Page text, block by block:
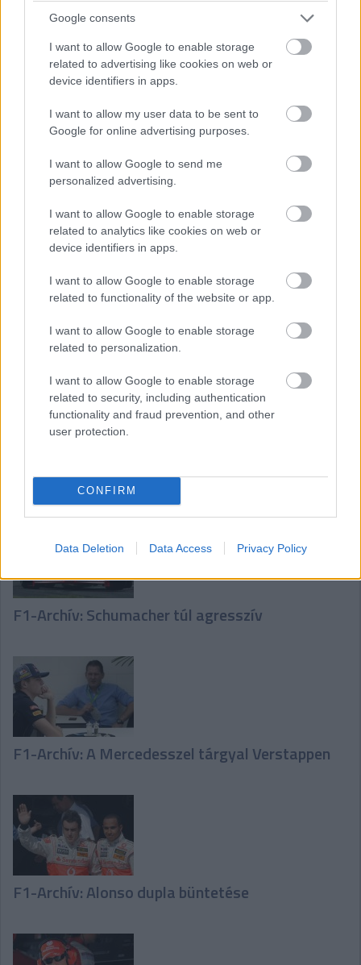
Google consents
I want to allow Google to enable storage
related to advertising like cookies on web or
device identifiers in apps.
I want to allow my user data to be sent to
Google for online advertising purposes.
I want to allow Google to send me
personalized advertising.
I want to allow Google to enable storage
related to analytics like cookies on web or
device identifiers in apps.
I want to allow Google to enable storage
related to functionality of the website or app.
I want to allow Google to enable storage
related to personalization.
I want to allow Google to enable storage
related to security, including authentication
functionality and fraud prevention, and other
user protection.
CONFIRM
Data Deletion Data Access Privacy Policy
szeretné, hogy a következő szezonban is Eddie
Irvine legyen a csapattársa. „Nagyon korrekt és
nagyon jó partner. Persze voltak gondjai, de ne
feledjük, hány pontot szerzett” – mondta a
kétszeres világbajnok.
Ha ismerőseid figyelmébe ajánlanád a cikket, megteheted az
alábbi gombokkal:
Megosztás e-mailben Megosztás Facebookon
További cikkeink a témában
visszavonulást
F1-Archív: Schumacher túl agresszív
F1-Archív: A Mercedesszel tárgyal Verstappen
F1-Archív: Alonso dupla büntetése